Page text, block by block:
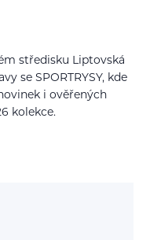
středisku Liptovská
se SPORTRYSY, kde
i ověřených
kolekce.